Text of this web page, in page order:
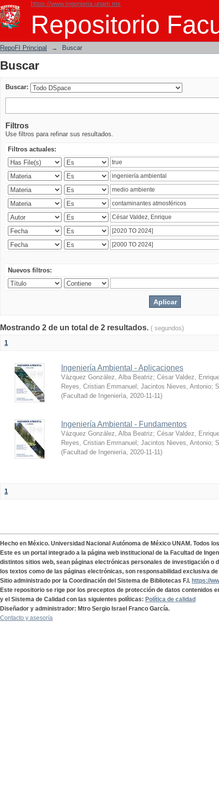
https://www.ingenieria.unam.mx
Repositorio
Buscar
RepoFI Principal → Buscar
Buscar
Buscar:
Filtros
Use filtros para refinar sus resultados.
Filtros actuales:
Nuevos filtros:
Mostrando 2 de un total de 2 resultados. ( segundos)
1
Ingeniería Ambiental - Aplicaciones
Vázquez González, Alba Beatriz; César Valdez,
Reyes, Cristian Emmanuel ; Jacintos Nieves, Antonio;
(Facultad de Ingeniería, 2020-11-11)
Ingeniería Ambiental - Fundamentos
Vázquez González, Alba Beatriz; César Valdez,
Reyes, Cristian Emmanuel ; Jacintos Nieves, Antonio;
(Facultad de Ingeniería, 2020-11-11)
1
Hecho en México. Universidad Nacional Autónoma de México UNAM. Todos
Este es un portal integrado a la página web institucional de la Facultad de
distintos sitios web, sean páginas electrónicas personales de investigación o
los textos como de las páginas electrónicas, son responsabilidad exclusiva
Sitio administrado por la Coordinación del Sistema de Bibliotecas F.I. https://
Este repositorio se rige por los preceptos de protección de datos contenidos
y el Sistema de Calidad con las siguientes políticas: Política de calidad
Diseñador y administrador: Mtro Sergio Israel Franco García.
Contacto y asesoría